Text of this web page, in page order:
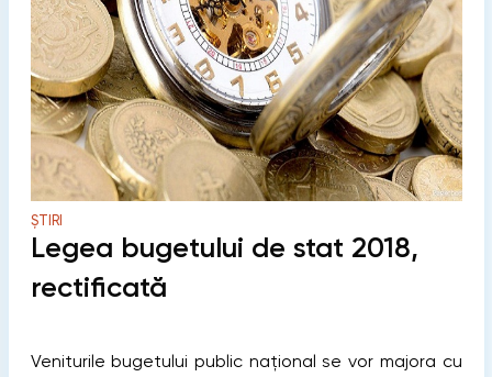
ȘTIRI
Legea bugetului de stat 2018,
rectificată
Veniturile bugetului public național se vor majora cu